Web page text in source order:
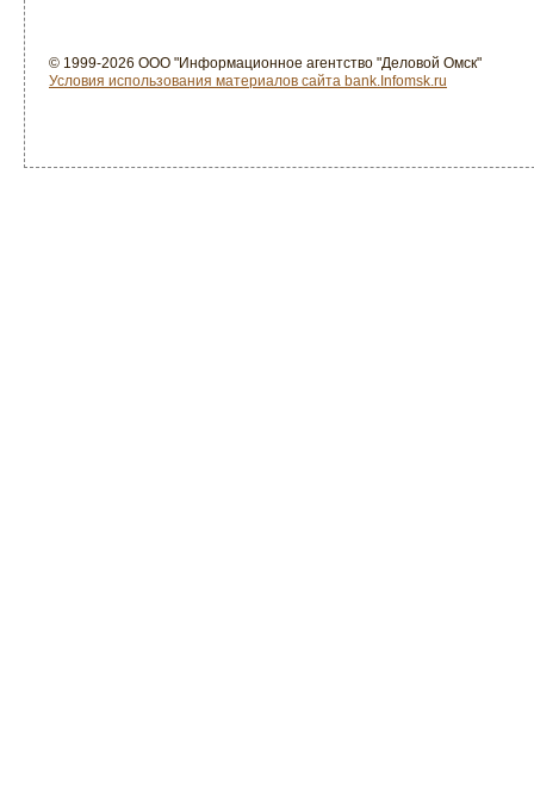
© 1999-2026 ООО "Информационное агентство "Деловой Омск"
Условия использования материалов сайта bank.Infomsk.ru